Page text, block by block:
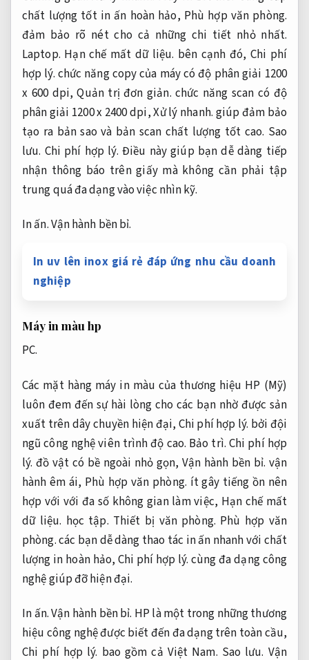
chất lượng tốt in ấn hoàn hảo, Phù hợp văn phòng.
đảm bảo rõ nét cho cả những chi tiết nhỏ nhất.
Laptop. Hạn chế mất dữ liệu. bên cạnh đó, Chi phí
hợp lý. chức năng copy của máy có độ phân giải 1200
x 600 dpi,Quản trị đơn giản. chức năng scan có độ
phân giải 1200 x 2400 dpi,Xử lý nhanh. giúp đảm bảo
tạo ra bản sao và bản scan chất lượng tốt cao. Sao
lưu. Chi phí hợp lý. Điều này giúp bạn dễ dàng tiếp
nhận thông báo trên giấy mà không cần phải tập
trung quá đa dạng vào việc nhìn kỹ.
In ấn.Vận hành bền bỉ.
In uv lên inox giá rẻ đáp ứng nhu cầu doanh
nghiệp
Máy in màu hp
PC.
Các mặt hàng máy in màu của thương hiệu HP (Mỹ)
luôn đem đến sự hài lòng cho các bạn nhờ được sản
xuất trên dây chuyền hiện đại, Chi phí hợp lý. bởi đội
ngũ công nghệ viên trình độ cao. Bảo trì. Chi phí hợp
lý. đồ vật có bề ngoài nhỏ gọn, Vận hành bền bỉ. vận
hành êm ái, Phù hợp văn phòng. ít gây tiếng ồn nên
hợp với với đa số không gian làm việc, Hạn chế mất
dữ liệu. học tập. Thiết bị văn phòng. Phù hợp văn
phòng.các bạn dễ dàng thao tác in ấn nhanh với chất
lượng in hoàn hảo, Chi phí hợp lý. cùng đa dạng công
nghệ giúp đỡ hiện đại.
In ấn.Vận hành bền bỉ. HP là một trong những thương
hiệu công nghệ được biết đến đa dạng trên toàn cầu,
Chi phí hợp lý. bao gồm cả Việt Nam. Sao lưu. Vận